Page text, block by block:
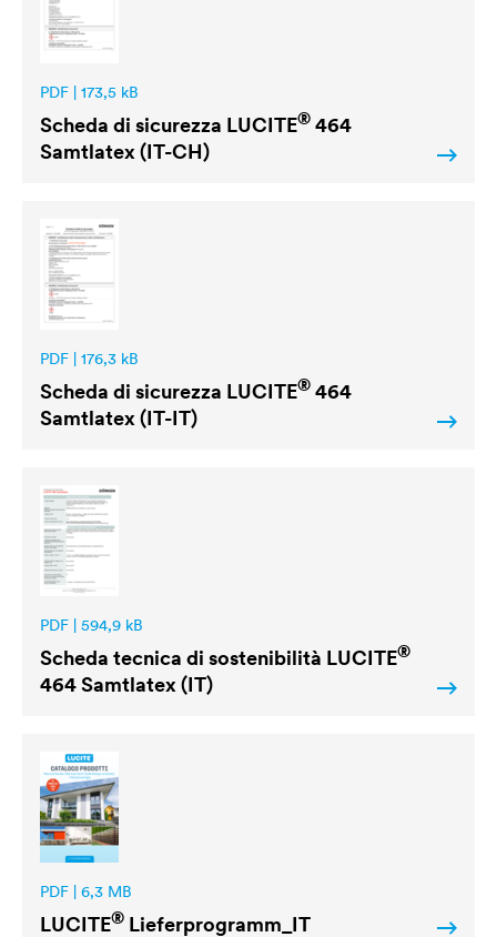
PDF | 173,5 kB
Scheda di sicurezza LUCITE® 464
Samtlatex (IT-CH)
PDF | 176,3 kB
Scheda di sicurezza LUCITE® 464
Samtlatex (IT-IT)
PDF | 594,9 kB
Scheda tecnica di sostenibilità LUCITE®
464 Samtlatex (IT)
PDF | 6,3 MB
LUCITE® Lieferprogramm_IT